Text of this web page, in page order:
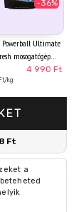
-36%
Powerball Ultimate
mosogatógép
72 db 878 g
4 990 Ft
kg
Ft
a